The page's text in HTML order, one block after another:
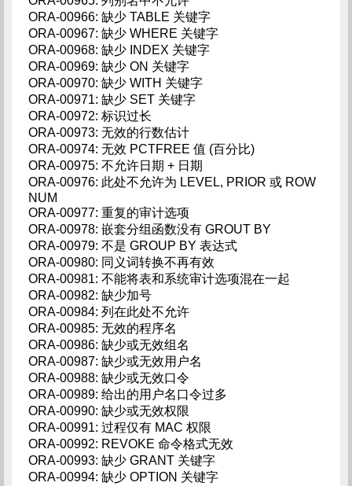
ORA-00966: 缺少 TABLE 关键字
ORA-00967: 缺少 WHERE 关键字
ORA-00968: 缺少 INDEX 关键字
ORA-00969: 缺少 ON 关键字
ORA-00970: 缺少 WITH 关键字
ORA-00971: 缺少 SET 关键字
ORA-00972: 标识过长
ORA-00973: 无效的行数估计
ORA-00974: 无效 PCTFREE 值 (百分比)
ORA-00975: 不允许日期 + 日期
ORA-00976: 此处不允许为 LEVEL, PRIOR 或 ROW
NUM
ORA-00977: 重复的审计选项
ORA-00978: 嵌套分组函数没有 GROUT BY
ORA-00979: 不是 GROUP BY 表达式
ORA-00980: 同义词转换不再有效
ORA-00981: 不能将表和系统审计选项混在一起
ORA-00982: 缺少加号
ORA-00984: 列在此处不允许
ORA-00985: 无效的程序名
ORA-00986: 缺少或无效组名
ORA-00987: 缺少或无效用户名
ORA-00988: 缺少或无效口令
ORA-00989: 给出的用户名口令过多
ORA-00990: 缺少或无效权限
ORA-00991: 过程仅有 MAC 权限
ORA-00992: REVOKE 命令格式无效
ORA-00993: 缺少 GRANT 关键字
ORA-00994: 缺少 OPTION 关键字